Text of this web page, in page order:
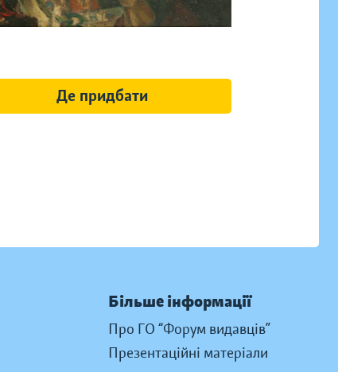
Де придбати
Більше інформації
Про ГО “Форум видавців”
Презентаційні матеріали